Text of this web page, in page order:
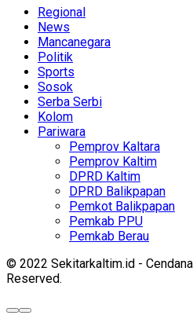
Regional
News
Mancanegara
Politik
Sports
Sosok
Serba Serbi
Kolom
Pariwara
Pemprov Kaltara
Pemprov Kaltim
DPRD Kaltim
DPRD Balikpapan
Pemkot Balikpapan
Pemkab PPU
Pemkab Berau
© 2022 Sekitarkaltim.id -
Reserved.